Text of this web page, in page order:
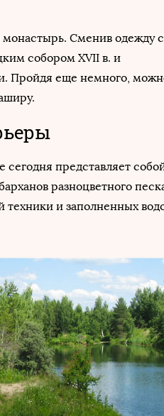
Сменив одежду с
собором XVII в. и
Пройдя еще немного,
представляет
разноцветного
техники и заполненных